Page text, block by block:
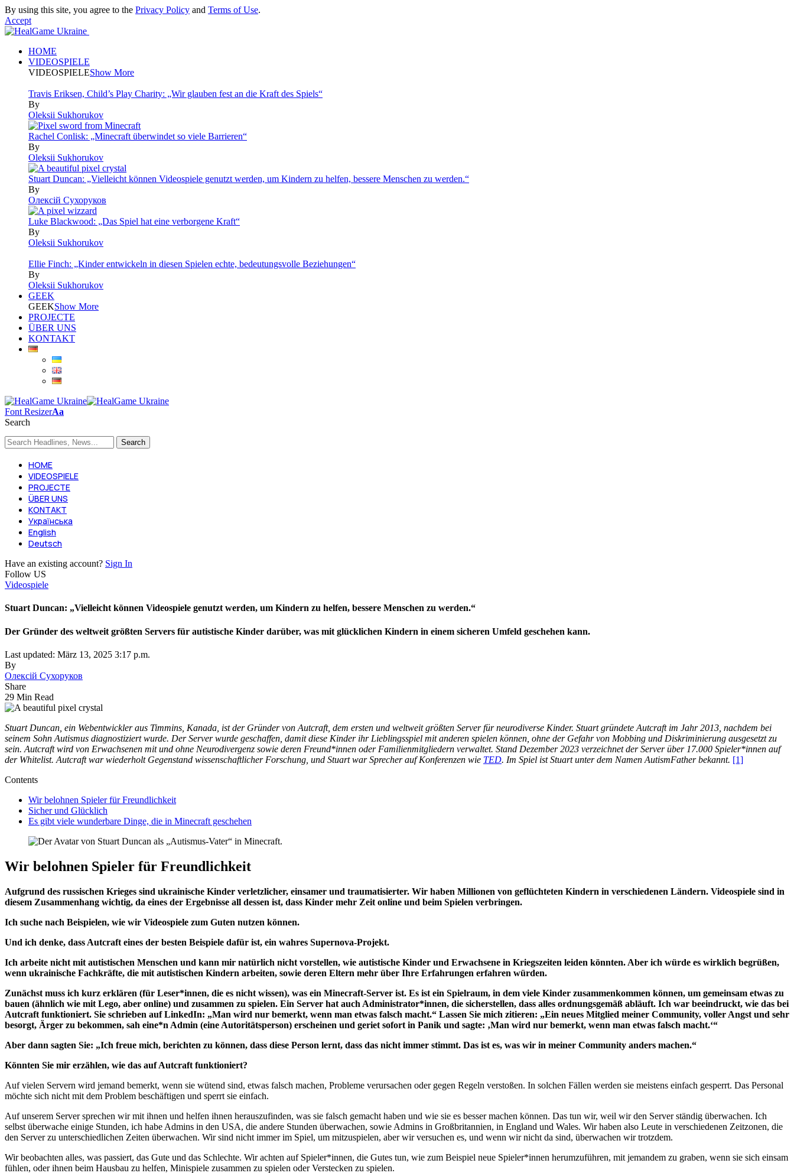
By using this site, you agree to the Privacy Policy and Terms of Use.
Accept
HOME
VIDEOSPIELE
VIDEOSPIELEShow More
Travis Eriksen, Child’s Play Charity: „Wir glauben fest an die Kraft des Spiels“
By
Oleksii Sukhorukov
Rachel Conlisk: „Minecraft überwindet so viele Barrieren“
By
Oleksii Sukhorukov
Stuart Duncan: „Vielleicht können Videospiele genutzt werden, um Kindern zu helfen, bessere Menschen zu werden.“
By
Олексій Сухоруков
Luke Blackwood: „Das Spiel hat eine verborgene Kraft“
By
Oleksii Sukhorukov
Ellie Finch: „Kinder entwickeln in diesen Spielen echte, bedeutungsvolle Beziehungen“
By
Oleksii Sukhorukov
GEEK
GEEKShow More
PROJECTE
ÜBER UNS
KONTAKT
Font ResizerAa
Search
HOME
VIDEOSPIELE
PROJECTE
ÜBER UNS
KONTAKT
Українська
English
Deutsch
Have an existing account? Sign In
Follow US
Videospiele
Stuart Duncan: „Vielleicht können Videospiele genutzt werden, um Kindern zu helfen, bessere Menschen zu werden.“
Der Gründer des weltweit größten Servers für autistische Kinder darüber, was mit glücklichen Kindern in einem sicheren Umfeld geschehen kann.
Last updated: März 13, 2025 3:17 p.m.
By
Олексій Сухоруков
Share
29 Min Read
Stuart Duncan, ein Webentwickler aus Timmins, Kanada, ist der Gründer von Autcraft, dem ersten und weltweit größten Server für neurodiverse Kinder. Stuart gründete Autcraft im Jahr 2013, nachdem bei
seinem Sohn Autismus diagnostiziert wurde. Der Server wurde geschaffen, damit diese Kinder ihr Lieblingsspiel mit anderen spielen können, ohne der Gefahr von Mobbing und Diskriminierung ausgesetzt zu
sein. Autcraft wird von Erwachsenen mit und ohne Neurodivergenz sowie deren Freund*innen oder Familienmitgliedern verwaltet. Stand Dezember 2023 verzeichnet der Server über 17.000 Spieler*innen auf
der Whitelist. Autcraft war wiederholt Gegenstand wissenschaftlicher Forschung, und Stuart war Sprecher auf Konferenzen wie TED. Im Spiel ist Stuart unter dem Namen AutismFather bekannt. [1]
Contents
Wir belohnen Spieler für Freundlichkeit
Sicher und Glücklich
Es gibt viele wunderbare Dinge, die in Minecraft geschehen
Wir belohnen Spieler für Freundlichkeit
Aufgrund des russischen Krieges sind ukrainische Kinder verletzlicher, einsamer und traumatisierter. Wir haben Millionen von geflüchteten Kindern in verschiedenen Ländern. Videospiele sind in
diesem Zusammenhang wichtig, da eines der Ergebnisse all dessen ist, dass Kinder mehr Zeit online und beim Spielen verbringen.
Ich suche nach Beispielen, wie wir Videospiele zum Guten nutzen können.
Und ich denke, dass Autcraft eines der besten Beispiele dafür ist, ein wahres Supernova-Projekt.
Ich arbeite nicht mit autistischen Menschen und kann mir natürlich nicht vorstellen, wie autistische Kinder und Erwachsene in Kriegszeiten leiden könnten. Aber ich würde es wirklich begrüßen,
wenn ukrainische Fachkräfte, die mit autistischen Kindern arbeiten, sowie deren Eltern mehr über Ihre Erfahrungen erfahren würden.
Zunächst muss ich kurz erklären (für Leser*innen, die es nicht wissen), was ein Minecraft-Server ist. Es ist ein Spielraum, in dem viele Kinder zusammenkommen können, um gemeinsam etwas zu
bauen (ähnlich wie mit Lego, aber online) und zusammen zu spielen. Ein Server hat auch Administrator*innen, die sicherstellen, dass alles ordnungsgemäß abläuft. Ich war beeindruckt, wie das bei
Autcraft funktioniert. Sie schrieben auf LinkedIn: „Man wird nur bemerkt, wenn man etwas falsch macht.“ Lassen Sie mich zitieren: „Ein neues Mitglied meiner Community, voller Angst und sehr
besorgt, Ärger zu bekommen, sah eine*n Admin (eine Autoritätsperson) erscheinen und geriet sofort in Panik und sagte: ‚Man wird nur bemerkt, wenn man etwas falsch macht.‘“
Aber dann sagten Sie: „Ich freue mich, berichten zu können, dass diese Person lernt, dass das nicht immer stimmt. Das ist es, was wir in meiner Community anders machen.“
Könnten Sie mir erzählen, wie das auf Autcraft funktioniert?
Auf vielen Servern wird jemand bemerkt, wenn sie wütend sind, etwas falsch machen, Probleme verursachen oder gegen Regeln verstoßen. In solchen Fällen werden sie meistens einfach gesperrt. Das Personal
möchte sich nicht mit dem Problem beschäftigen und sperrt sie einfach.
Auf unserem Server sprechen wir mit ihnen und helfen ihnen herauszufinden, was sie falsch gemacht haben und wie sie es besser machen können. Das tun wir, weil wir den Server ständig überwachen. Ich
selbst überwache einige Stunden, ich habe Admins in den USA, die andere Stunden überwachen, sowie Admins in Großbritannien, in England und Wales. Wir haben also Leute in verschiedenen Zeitzonen, die
den Server zu unterschiedlichen Zeiten überwachen. Wir sind nicht immer im Spiel, um mitzuspielen, aber wir versuchen es, und wenn wir nicht da sind, überwachen wir trotzdem.
Wir beobachten alles, was passiert, das Gute und das Schlechte. Wir achten auf Spieler*innen, die Gutes tun, wie zum Beispiel neue Spieler*innen herumzuführen, mit jemandem zu graben, wenn sie sich einsam
fühlen, oder ihnen beim Hausbau zu helfen, Minispiele zusammen zu spielen oder Verstecken zu spielen.